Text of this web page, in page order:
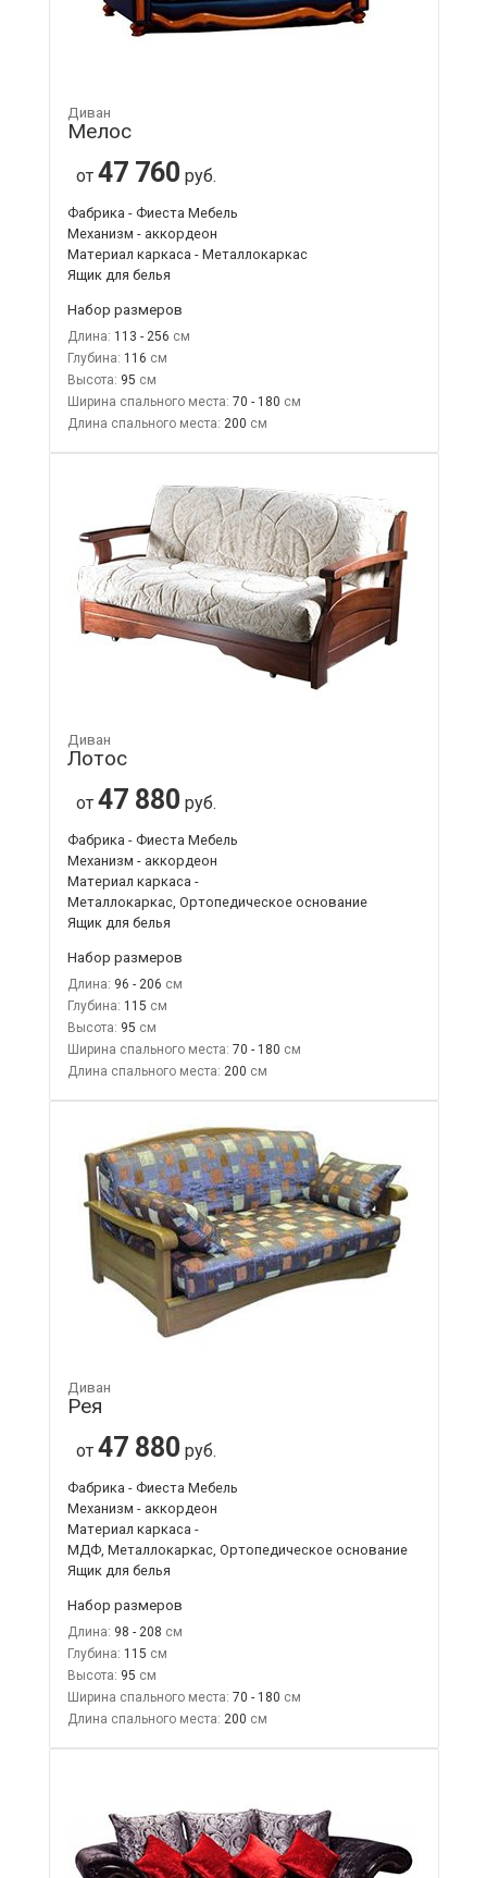
Диван
Мелос
от 47 760 руб.
Фабрика - Фиеста Мебель
Механизм - аккордеон
Материал каркаса - Металлокаркас
Ящик для белья
Набор размеров
Длина: 113 - 256
Глубина: 116
Высота: 95
Ширина спального места: 70 - 180
Длина спального места: 200
Диван
Лотос
от 47 880 руб.
Фабрика - Фиеста Мебель
Механизм - аккордеон
Материал каркаса -
Металлокаркас, Ортопедическое основание
Ящик для белья
Набор размеров
Длина: 96 - 206
Глубина: 115
Высота: 95
Ширина спального места: 70 - 180
Длина спального места: 200
Диван
Рея
от 47 880 руб.
Фабрика - Фиеста Мебель
Механизм - аккордеон
Материал каркаса -
МДФ, Металлокаркас, Ортопедическое основание
Ящик для белья
Набор размеров
Длина: 98 - 208
Глубина: 115
Высота: 95
Ширина спального места: 70 - 180
Длина спального места: 200